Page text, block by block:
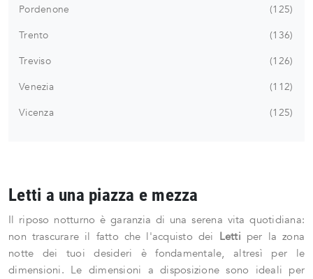
Pordenone
125
Trento
136
Treviso
126
Venezia
112
Vicenza
125
Letti a una piazza e mezza
Il riposo notturno è garanzia di una serena vita quotidiana:
non trascurare il fatto che l'acquisto dei Letti per la zona
notte dei tuoi desideri è fondamentale, altresì per le
dimensioni. Le dimensioni a disposizione sono ideali per